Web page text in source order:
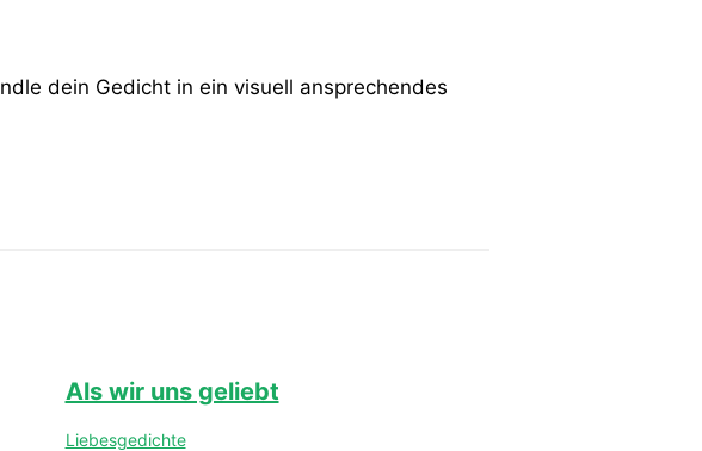
dein Gedicht in ein visuell ansprechendes
Als wir uns geliebt
Liebesgedichte